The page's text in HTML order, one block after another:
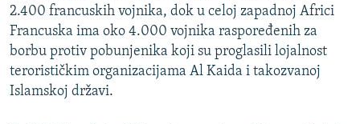
2.400 francuskih vojnika, dok u celoj zapadnoj Africi
Francuska ima oko 4.000 vojnika raspoređenih za
borbu protiv pobunjenika koji su proglasili lojalnost
terorističkim organizacijama Al Kaida i takozvanoj
Islamskoj državi.